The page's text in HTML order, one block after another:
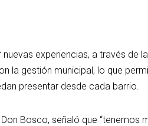
experiencias, a través de
la gestión municipal, lo que
presentar desde cada barrio.
Bosco, señaló que “tenemos